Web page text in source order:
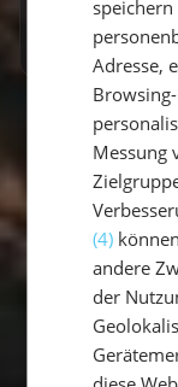
Mehr
Adresse,
Messung
(4)
andere
der